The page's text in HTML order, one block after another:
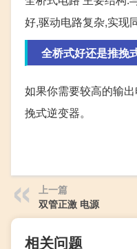
好,驱动电路复杂,实现同
全桥式好还是推挽
如果你需要较高的输
挽式逆变器。
上一篇
双管正激 电源
相关问题